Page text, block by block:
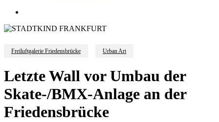
Freiluftgalerie Friedensbrücke Urban Art
Letzte Wall vor Umbau der
Skate-/BMX-Anlage an der
Friedensbrücke